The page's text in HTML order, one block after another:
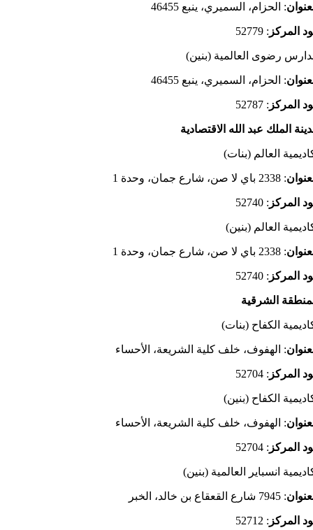
: الحزام، السميري، ينبع 46455
المركز : 52779
رضوى العالمية (بنين)
: الحزام، السميري، ينبع 46455
المركز : 52787
الملك عبد الله الاقتصادية
العالم (بنات)
: 2338 باي لا صن، شارع جمان، وحدة 1
المركز : 52740
العالم (بنين)
: 2338 باي لا صن، شارع جمان، وحدة 1
المركز : 52740
الشرقية
الكفاح (بنات)
: الهفوف، خلف كلية الشريعة، الأحساء
المركز : 52704
الكفاح (بنين)
: الهفوف، خلف كلية الشريعة، الأحساء
المركز : 52704
انسباير العالمية (بنين)
: 7945 شارع القعقاع بن خالد، الخبر
المركز : 52712